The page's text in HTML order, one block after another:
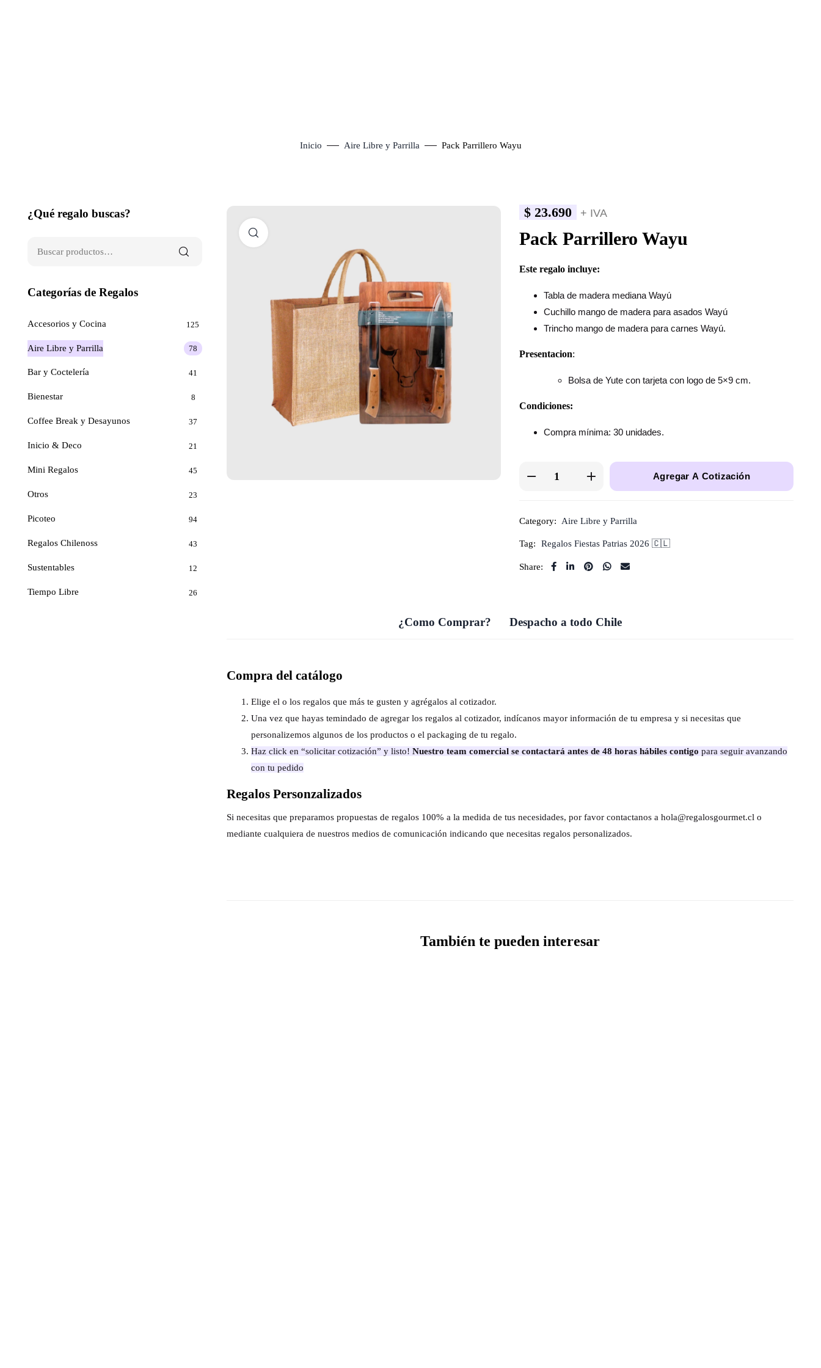
Inicio Aire Libre y Parrilla Pack Parrillero Wayu
$ 23.690 + IVA
Pack Parrillero Wayu
Este regalo incluye:
Tabla de madera mediana Wayú
Cuchillo mango de madera para asados Wayú
Trincho mango de madera para carnes Wayú.
Presentacion:
Bolsa de Yute con tarjeta con logo de 5×9 cm.
Condiciones:
Compra mínima: 30 unidades.
Agregar A Cotización
Category: Aire Libre y Parrilla
Tag: Regalos Fiestas Patrias 2026 🇨🇱
Share:
¿Como Comprar? Despacho a todo Chile
Compra del catálogo
Elige el o los regalos que más te gusten y agrégalos al cotizador.
Una vez que hayas temindado de agregar los regalos al cotizador, indícanos mayor información de tu empresa y si necesitas que
personalizemos algunos de los productos o el packaging de tu regalo.
Haz click en “solicitar cotización” y listo! Nuestro team comercial se contactará antes de 48 horas hábiles contigo para seguir avanzando
con tu pedido
Regalos Personzalizados
Si necesitas que preparamos propuestas de regalos 100% a la medida de tus necesidades, por favor contactanos a hola@regalosgourmet.cl o
mediante cualquiera de nuestros medios de comunicación indicando que necesitas regalos personalizados.
También te pueden interesar
¿Qué regalo buscas?
Categorías de Regalos
Accesorios y Cocina 125
Aire Libre y Parrilla 78
Bar y Coctelería 41
Bienestar 8
Coffee Break y Desayunos 37
Inicio & Deco 21
Mini Regalos 45
Otros 23
Picoteo 94
Regalos Chilenoss 43
Sustentables 12
Tiempo Libre 26